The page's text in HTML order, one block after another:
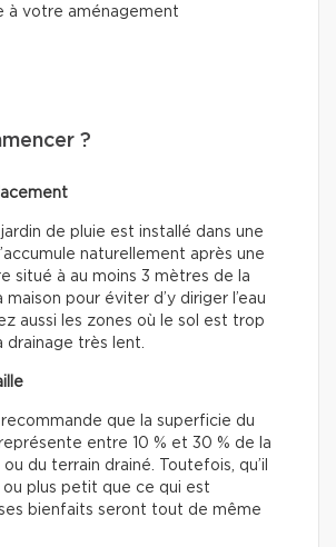
à votre aménagement
?
de pluie est installé dans une
naturellement après une
situé à au moins 3 mètres de la
pour éviter d’y diriger l’eau
aussi les zones où le sol est trop
drainage très lent.
recommande que la superficie du
entre 10 % et 30 % de la
du terrain drainé. Toutefois, qu’il
ou plus petit que ce qui est
bienfaits seront tout de même